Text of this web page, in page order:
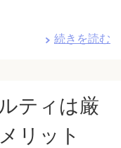
続きを読む
ティは厳
リット